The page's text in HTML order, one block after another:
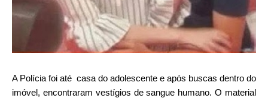
A Polícia foi até casa do adolescente e após buscas dentro do
imóvel, encontraram vestígios de sangue humano. O material